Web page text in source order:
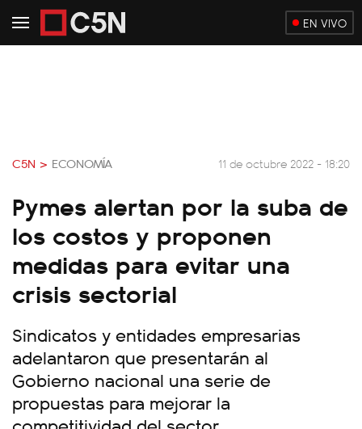
EN VIVO
C5N > ECONOMÍA 11 de octubre 2022 - 18:20
Pymes alertan por la suba de
los costos y proponen
medidas para evitar una
crisis sectorial
Sindicatos y entidades empresarias
adelantaron que presentarán al
Gobierno nacional una serie de
propuestas para mejorar la